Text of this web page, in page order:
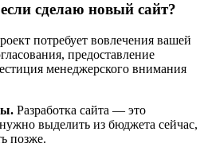
сделаю новый сайт?
потребует вовлечения вашей
предоставление
менеджерского внимания
Разработка сайта — это
выделить из бюджета сейчас,
позже.